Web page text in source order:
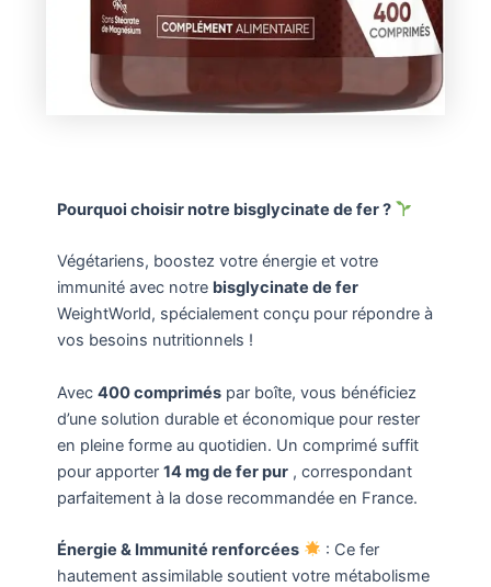
Pourquoi choisir notre bisglycinate de fer ?
Végétariens, boostez votre énergie et votre
immunité avec notre bisglycinate de fer
WeightWorld, spécialement conçu pour répondre à
vos besoins nutritionnels !
Avec 400 compriméspar boîte, vous bénéficiez
d’une solution durable et économique pour rester
en pleine forme au quotidien. Un comprimé suffit
pour apporter 14 mg de fer pur, correspondant
parfaitement à la dose recommandée en France.
Énergie & Immunité renforcées
: Ce fer
hautement assimilable soutient votre métabolisme